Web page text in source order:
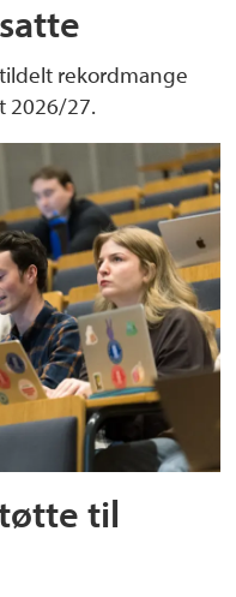
rekordmange
2026/27.
til